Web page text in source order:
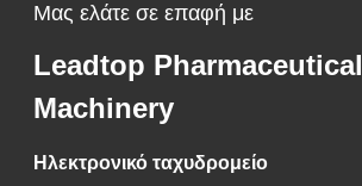
Μας ελάτε σε επαφή με
Leadtop Pharmaceutical
Machinery
Ηλεκτρονικό ταχυδρομείο